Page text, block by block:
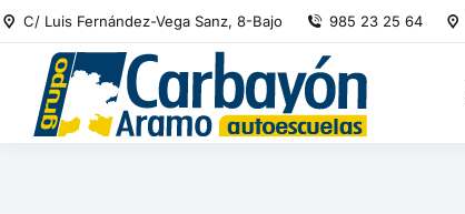
C/ Luis Fernández-Vega Sanz, 8-Bajo 985 23 25 64